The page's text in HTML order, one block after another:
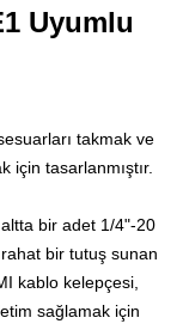
Uyumlu
takmak ve
için tasarlanmıştır.
bir adet 1/4"-20
bir tutuş sunan
kablo kelepçesi,
sağlamak için